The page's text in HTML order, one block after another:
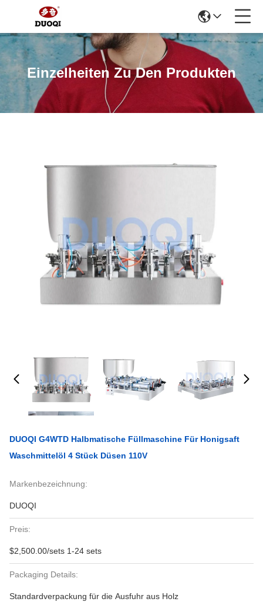
Einzelheiten Zu Den Produkten
DUOQI G4WTD Halbmatische Füllmaschine Für Honigsaft
Waschmittelöl 4 Stück Düsen 110V
Markenbezeichnung:
DUOQI
Preis:
$2,500.00/sets 1-24 sets
Packaging Details:
Standardverpackung für die Ausfuhr aus Holz